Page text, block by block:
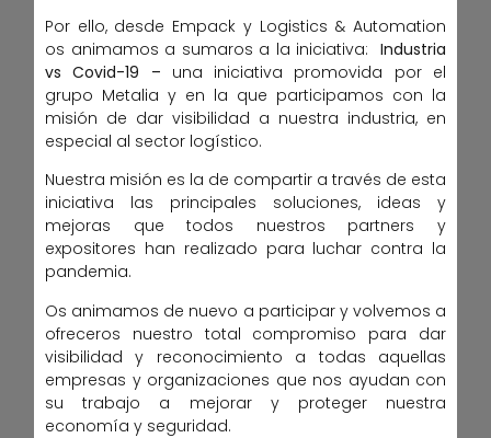
Por ello, desde Empack y Logistics & Automation
os animamos a sumaros a la iniciativa: Industria
vs Covid-19 – una iniciativa promovida por el
grupo Metalia y en la que participamos con la
misión de dar visibilidad a nuestra industria, en
especial al sector logístico.
Nuestra misión es la de compartir a través de esta
iniciativa las principales soluciones, ideas y
mejoras que todos nuestros partners y
expositores han realizado para luchar contra la
pandemia.
Os animamos de nuevo a participar y volvemos a
ofreceros nuestro total compromiso para dar
visibilidad y reconocimiento a todas aquellas
empresas y organizaciones que nos ayudan con
su trabajo a mejorar y proteger nuestra
economía y seguridad.